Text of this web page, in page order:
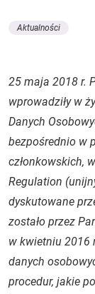
Aktualności
25 maja 2018 r.
wprowadziły w
Danych
bezpośrednio w
członkowskich,
Regulation
dyskutowane
zostało przez
w kwietniu 2016
danych
procedur, jakie